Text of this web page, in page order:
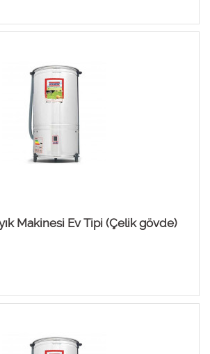
Makinesi Ev Tipi (Çelik gövde)